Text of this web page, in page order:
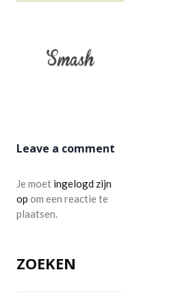
Leave a comment
Je moet ingelogd zijn
op om een reactie te
plaatsen.
ZOEKEN